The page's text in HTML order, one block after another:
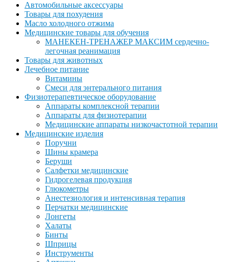
Автомобильные аксессуары
Товары для похудения
Масло холодного отжима
Медицинские товары для обучения
МАНЕКЕН-ТРЕНАЖЕР МАКСИМ сердечно-
легочная реанимация
Товары для животных
Лечебное питание
Витамины
Смеси для энтерального питания
Физиотерапевтическое оборудование
Аппараты комплексной терапии
Аппараты для физиотерапии
Медицинские аппараты низкочастотной терапии
Медицинские изделия
Поручни
Шины крамера
Беруши
Салфетки медицинские
Гидрогелевая продукция
Глюкометры
Анестезиология и интенсивная терапия
Перчатки медицинские
Лонгеты
Халаты
Бинты
Шприцы
Инструменты